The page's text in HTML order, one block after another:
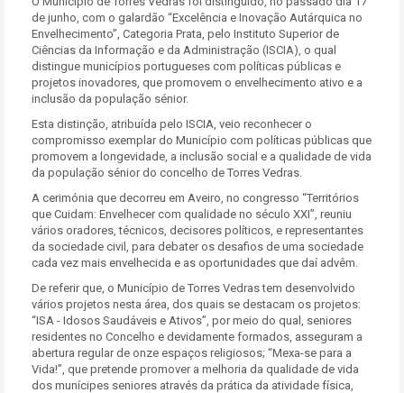
de junho, com o galardão “Excelência e Inovação Autárquica no
Envelhecimento”, Categoria Prata, pelo Instituto Superior de
Ciências da Informação e da Administração (ISCIA), o qual
distingue municípios portugueses com políticas públicas e
projetos inovadores, que promovem o envelhecimento ativo e a
inclusão da população sénior.
Esta distinção, atribuída pelo ISCIA, veio reconhecer o
compromisso exemplar do Município com políticas públicas que
promovem a longevidade, a inclusão social e a qualidade de vida
da população sénior do concelho de Torres Vedras.
A cerimónia que decorreu em Aveiro, no congresso “Territórios
que Cuidam: Envelhecer com qualidade no século XXI”, reuniu
vários oradores, técnicos, decisores políticos, e representantes
da sociedade civil, para debater os desafios de uma sociedade
cada vez mais envelhecida e as oportunidades que daí advêm.
De referir que, o Município de Torres Vedras tem desenvolvido
vários projetos nesta área, dos quais se destacam os projetos:
“ISA - Idosos Saudáveis e Ativos”, por meio do qual, seniores
residentes no Concelho e devidamente formados, asseguram a
abertura regular de onze espaços religiosos; “Mexa-se para a
Vida!”, que pretende promover a melhoria da qualidade de vida
dos munícipes seniores através da prática da atividade física,